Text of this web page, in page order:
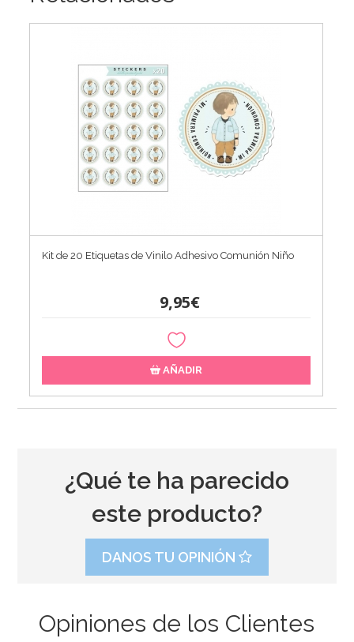
Kit de 20 Etiquetas de Vinilo Adhesivo Comunión Niño
9,95€
AÑADIR
¿Qué te ha parecido
este producto?
DANOS TU OPINIÓN
Opiniones de los Clientes